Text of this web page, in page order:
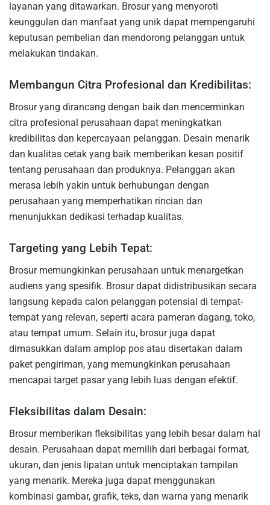
layanan yang ditawarkan. Brosur yang menyoroti
keunggulan dan manfaat yang unik dapat mempengaruhi
keputusan pembelian dan mendorong pelanggan untuk
melakukan tindakan.
Membangun Citra Profesional dan Kredibilitas:
Brosur yang dirancang dengan baik dan mencerminkan
citra profesional perusahaan dapat meningkatkan
kredibilitas dan kepercayaan pelanggan. Desain menarik
dan kualitas cetak yang baik memberikan kesan positif
tentang perusahaan dan produknya. Pelanggan akan
merasa lebih yakin untuk berhubungan dengan
perusahaan yang memperhatikan rincian dan
menunjukkan dedikasi terhadap kualitas.
Targeting yang Lebih Tepat:
Brosur memungkinkan perusahaan untuk menargetkan
audiens yang spesifik. Brosur dapat didistribusikan secara
langsung kepada calon pelanggan potensial di tempat-
tempat yang relevan, seperti acara pameran dagang, toko,
atau tempat umum. Selain itu, brosur juga dapat
dimasukkan dalam amplop pos atau disertakan dalam
paket pengiriman, yang memungkinkan perusahaan
mencapai target pasar yang lebih luas dengan efektif.
Fleksibilitas dalam Desain:
Brosur memberikan fleksibilitas yang lebih besar dalam hal
desain. Perusahaan dapat memilih dari berbagai format,
ukuran, dan jenis lipatan untuk menciptakan tampilan
yang menarik. Mereka juga dapat menggunakan
kombinasi gambar, grafik, teks, dan warna yang menarik